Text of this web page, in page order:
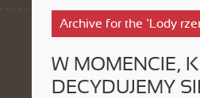
Archive for the ‘Lody
W MOMENCIE,
DECYDUJEMY